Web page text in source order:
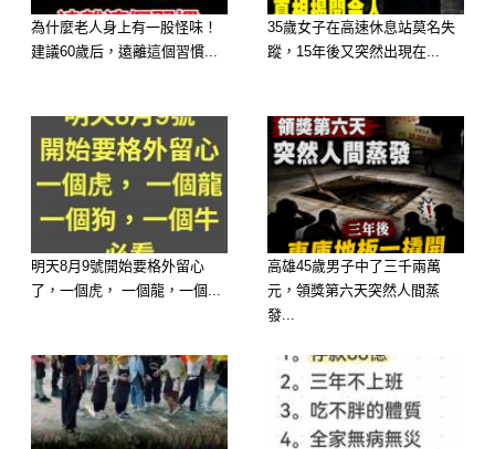
選擇 C：溫暖明亮的向日葵
潛藏性格：你是個積極樂觀、充滿活力
且具有領導潛質的人。 你擁有開朗的
性格，總是散發著陽光般的能量。你勇
於追求夢想，具有堅定的意志力，並能
帶領身邊的人一同前進。你通常給人一
為什麼老人身上有一股怪味！
建議60歲后，遠離這個習慣...
35歲女子在高速休息站莫名失
蹤，15年後又突然出現在...
明天8月9號開始要格外留心
了，一個虎， 一個龍，一個...
高雄45歲男子中了三千兩萬
元，領獎第六天突然人間蒸
發...